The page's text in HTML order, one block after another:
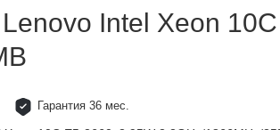
Intel Xeon
Гарантия 36 мес.